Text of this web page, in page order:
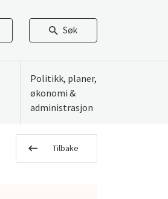
Søk
Politikk, planer,
økonomi &
administrasjon
Tilbake